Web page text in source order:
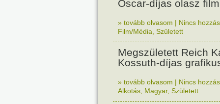
Oscar-díjas olasz
» tovább olvasom | Nincs
Film/Média Született
Megszületett Reich
Kossuth-díjas
» tovább olvasom | Nincs
Alkotás Magyar, Született